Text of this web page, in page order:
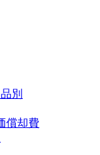
別
償却費